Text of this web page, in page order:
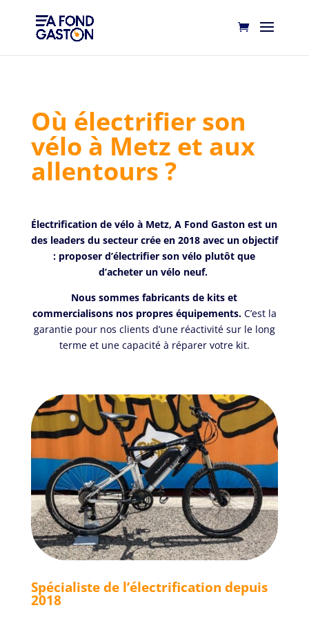
Où électrifier son
vélo à Metz et aux
allentours ?
Électrification de vélo à Metz, A Fond Gaston est un
des leaders du secteur crée en 2018 avec un objectif
: proposer d’électrifier son vélo plutôt que
d’acheter un vélo neuf.
Nous sommes fabricants de kits et
commercialisons nos propres équipements.C’est la
garantie pour nos clients d’une réactivité sur le long
terme et une capacité à réparer votre kit.
Spécialiste de l’électrification depuis
2018